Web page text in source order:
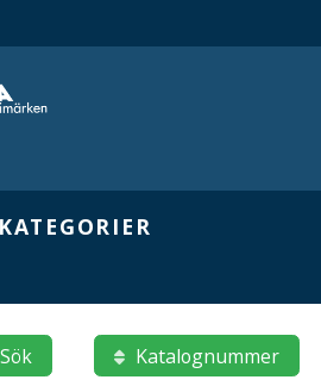
KATEGORIER
Sök Katalognummer